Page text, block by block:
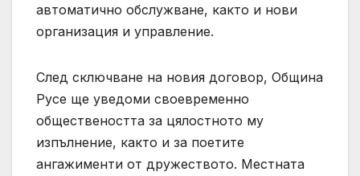
автоматично обслужване, както и нови
организация и управление.
След сключване на новия договор, Община
Русе ще уведоми своевременно
обществеността за цялостното му
изпълнение, както и за поетите
ангажименти от дружеството. Местната